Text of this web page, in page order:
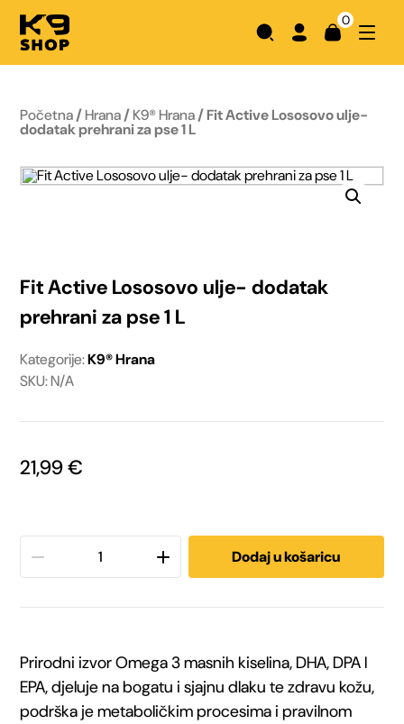
0
Početna/Hrana/K9® Hrana/ Fit Active Lososovo ulje-
dodatak prehrani za pse 1 L
Fit Active Lososovo ulje- dodatak
prehrani za pse 1 L
Kategorije:K9® Hrana
SKU: N/A
21,99€
Fit
ulje-
dodatak
Dodaj u košaricu
Prirodni izvor Omega 3 masnih kiselina, DHA, DPA I
EPA, djeluje na bogatu i sjajnu dlaku te zdravu kožu,
podrška je metaboličkim procesima i pravilnom